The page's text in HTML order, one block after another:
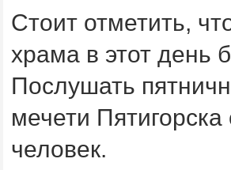
Стоит отметить,
храма в этот день
Послушать
мечети
человек.